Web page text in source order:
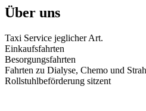
Über uns
Taxi Service jeglicher Art.
Einkaufsfahrten
Besorgungsfahrten
Fahrten zu Dialyse, Chemo und
Rollstuhlbeförderung sitzent